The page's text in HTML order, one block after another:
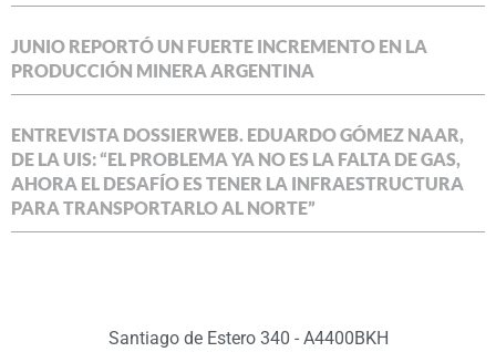
JUNIO REPORTÓ UN FUERTE INCREMENTO EN LA
PRODUCCIÓN MINERA ARGENTINA
ENTREVISTA DOSSIERWEB. EDUARDO GÓMEZ NAAR,
DE LA UIS: “EL PROBLEMA YA NO ES LA FALTA DE GAS,
AHORA EL DESAFÍO ES TENER LA INFRAESTRUCTURA
PARA TRANSPORTARLO AL NORTE”
Santiago de Estero 340 - A4400BKH